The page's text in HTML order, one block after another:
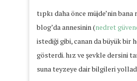
tıpkı daha önce müjde’nin
blog’da annesinin (nedret
istediği gibi, canan da büyük bir
gösterdi. hız ve şevkle dersini
suna teyzeye dair bilgileri